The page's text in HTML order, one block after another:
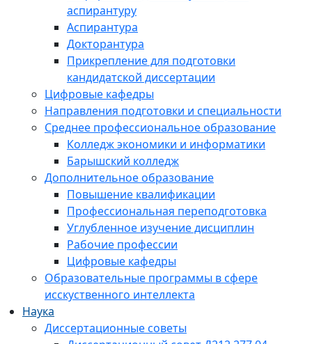
аспирантуру
Аспирантура
Докторантура
Прикрепление для подготовки
кандидатской диссертации
Цифровые кафедры
Направления подготовки и специальности
Среднее профессиональное образование
Колледж экономики и информатики
Барышский колледж
Дополнительное образование
Повышение квалификации
Профессиональная переподготовка
Углубленное изучение дисциплин
Рабочие профессии
Цифровые кафедры
Образовательные программы в сфере
исскуственного интеллекта
Наука
Диссертационные советы